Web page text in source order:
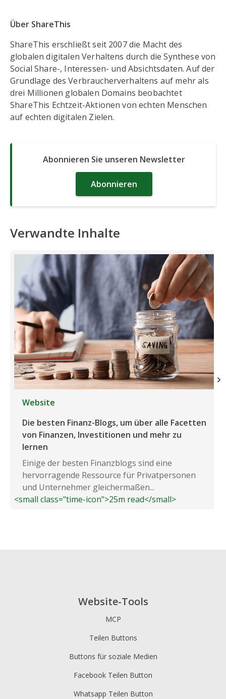
Über ShareThis
ShareThis erschließt seit 2007 die Macht des
globalen digitalen Verhaltens durch die Synthese von
Social Share-, Interessen- und Absichtsdaten. Auf der
Grundlage des Verbraucherverhaltens auf mehr als
drei Millionen globalen Domains beobachtet
ShareThis Echtzeit-Aktionen von echten Menschen
auf echten digitalen Zielen.
Abonnieren Sie unseren Newsletter
Abonnieren
Verwandte Inhalte
Website
Die besten Finanz-Blogs, um über alle Facetten
von Finanzen, Investitionen und mehr zu
lernen
Einige der besten Finanzblogs sind eine
hervorragende Ressource für Privatpersonen
und Unternehmer gleichermaßen...
<small class="time-icon">25m read</small>
Website-Tools
MCP
Teilen Buttons
Buttons für soziale Medien
Facebook Teilen Button
Whatsapp Teilen Button